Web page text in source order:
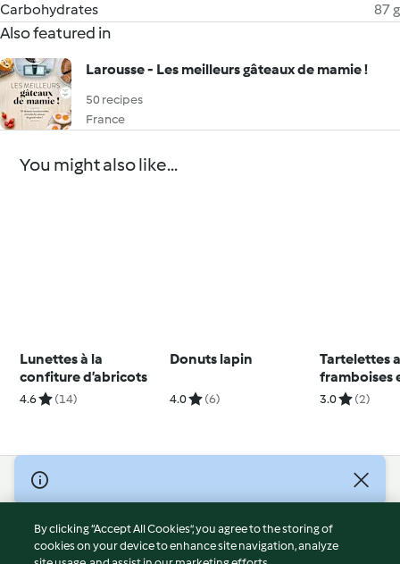
Carbohydrates
87 g
Also featured in
Larousse - Les meilleurs gâteaux de mamie !
50 recipes
France
You might also like...
Lunettes à la
confiture d’abricots
4.6 (14)
Donuts lapin
4.0 (6)
Tartelettes
framboises
ganache
3.0 (2)
© Copyright 2026
Terms of Service
Privacy Policy
By clicking “Accept All Cookies”, you agree to the storing of
cookies on your device to enhance site navigation, analyze